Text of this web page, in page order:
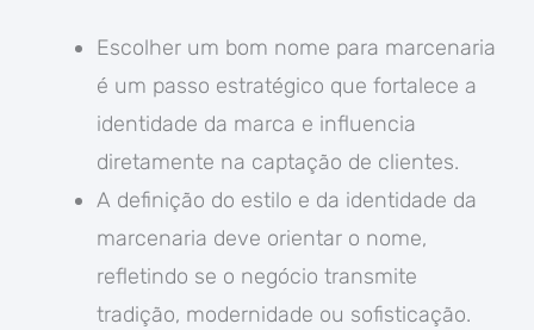
Escolher um bom nome para marcenaria
é um passo estratégico que fortalece a
identidade da marca e influencia
diretamente na captação de clientes.
A definição do estilo e da identidade da
marcenaria deve orientar o nome,
refletindo se o negócio transmite
tradição, modernidade ou sofisticação.